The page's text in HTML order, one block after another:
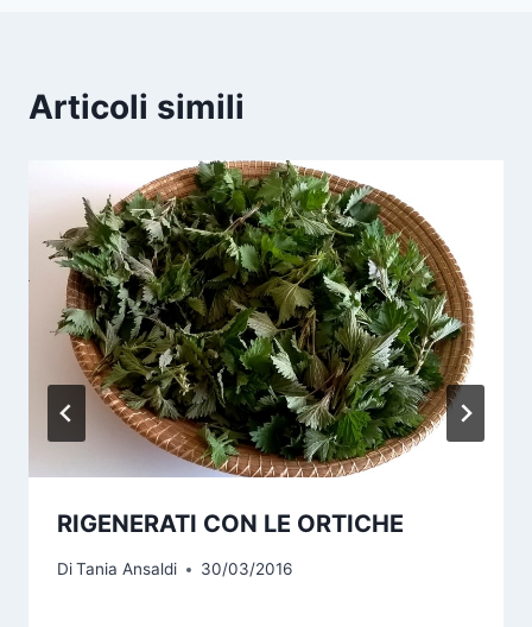
Articoli simili
RIGENERATI CON LE ORTICHE
DiTania Ansaldi 30/03/2016